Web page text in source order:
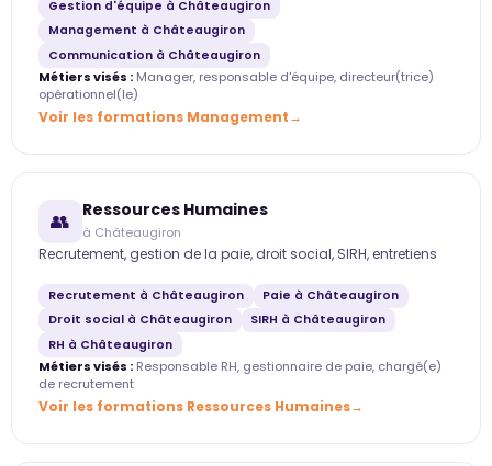
Gestion d'équipe à Châteaugiron
Management à Châteaugiron
Communication à Châteaugiron
Métiers visés : Manager, responsable d'équipe, directeur(trice)
opérationnel(le)
Voir les formations Management
👥 Ressources Humaines
à Châteaugiron
Recrutement, gestion de la paie, droit social, SIRH, entretiens
Recrutement à Châteaugiron
Paie à Châteaugiron
Droit social à Châteaugiron
SIRH à Châteaugiron
RH à Châteaugiron
Métiers visés : Responsable RH, gestionnaire de paie, chargé(e)
de recrutement
Voir les formations Ressources Humaines